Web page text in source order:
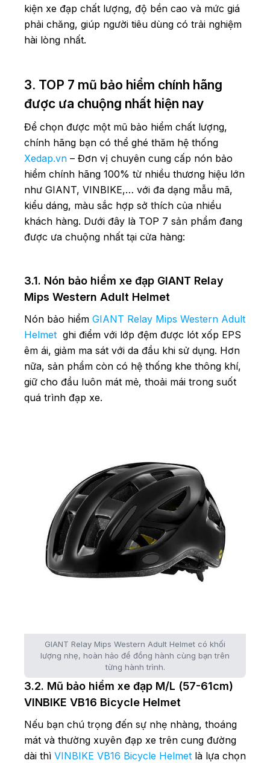
kiện xe đạp chất lượng, độ bền cao và mức giá
phải chăng, giúp người tiêu dùng có trải nghiệm
hài lòng nhất.
3. TOP 7 mũ bảo hiểm chính hãng
được ưa chuộng nhất hiện nay
Để chọn được một mũ bảo hiểm chất lượng,
chính hãng bạn có thể ghé thăm hệ thống
Xedap.vn – Đơn vị chuyên cung cấp nón bảo
hiểm chính hãng 100% từ nhiều thương hiệu lớn
như GIANT, VINBIKE,… với đa dạng mẫu mã,
kiểu dáng, màu sắc hợp sở thích của nhiều
khách hàng. Dưới đây là TOP 7 sản phẩm đang
được ưa chuộng nhất tại cửa hàng:
3.1. Nón bảo hiểm xe đạp GIANT Relay
Mips Western Adult Helmet
Nón bảo hiểm GIANT Relay Mips Western Adult
Helmet ghi điểm với lớp đệm được lót xốp EPS
êm ái, giảm ma sát với da đầu khi sử dụng. Hơn
nữa, sản phẩm còn có hệ thống khe thông khí,
giữ cho đầu luôn mát mẻ, thoải mái trong suốt
quá trình đạp xe.
GIANT Relay Mips Western Adult Helmet có khối
lượng nhẹ, hoàn hảo để đồng hành cùng bạn trên
từng hành trình.
3.2. Mũ bảo hiểm xe đạp M/L (57-61cm)
VINBIKE VB16 Bicycle Helmet
Nếu bạn chú trọng đến sự nhẹ nhàng, thoáng
mát và thường xuyên đạp xe trên cung đường
dài thì VINBIKE VB16 Bicycle Helmet là lựa chọn